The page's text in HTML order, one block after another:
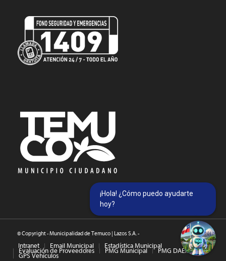
© Copyright - Municipalidad de Temuco | Lazos S.A. -
Intranet Email Municipal Estadística Municipal
Evaluación de Proveedores PMG Municipal PMG DAEM
GPS Vehículos
¡Hola! ¿Cómo puedo ayudarte
hoy?